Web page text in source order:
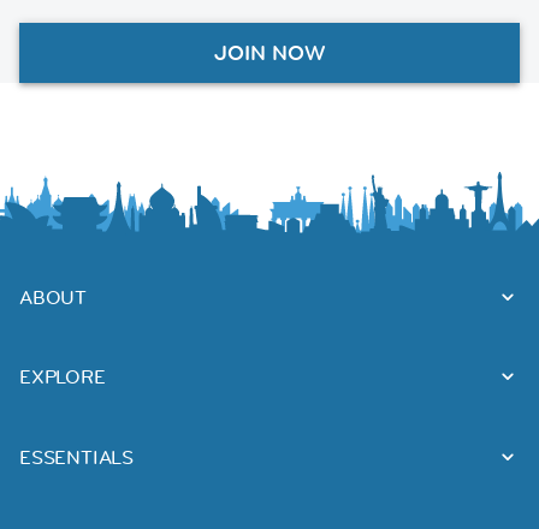
JOIN NOW
ABOUT
EXPLORE
ESSENTIALS